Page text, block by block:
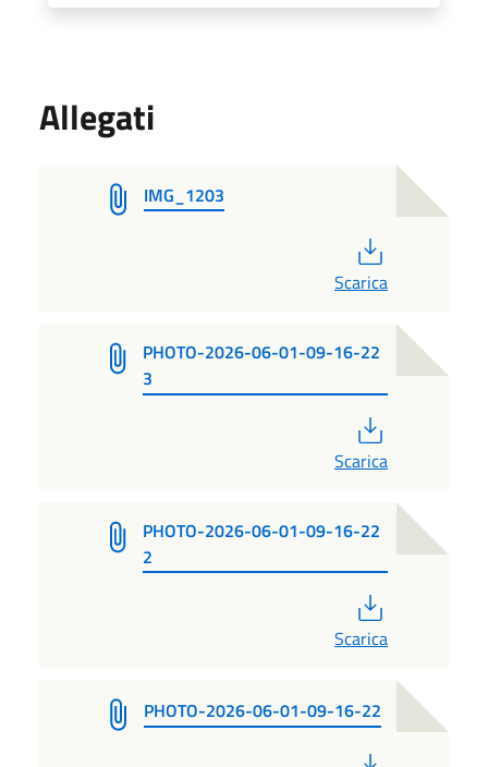
Allegati
IMG_1203
Scarica
PHOTO-2026-06-01-09-16-22
3
Scarica
PHOTO-2026-06-01-09-16-22
2
Scarica
PHOTO-2026-06-01-09-16-22